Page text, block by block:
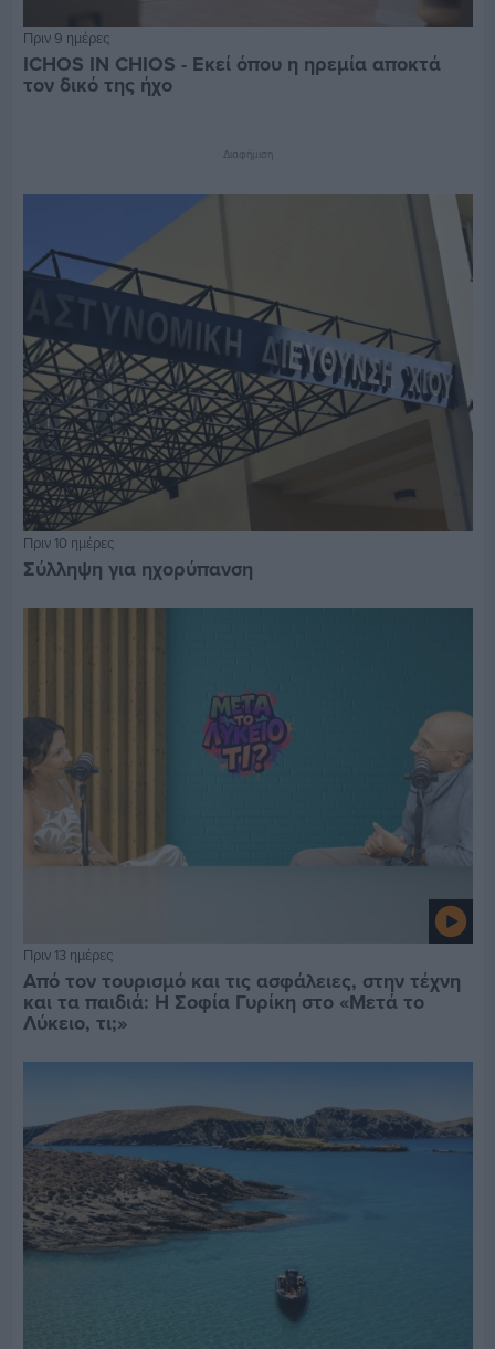
Πριν 9 ημέρες
ICHOS IN CHIOS - Εκεί όπου η ηρεμία αποκτά
τον δικό της ήχο
Διαφήμιση
Πριν 10 ημέρες
Σύλληψη για ηχορύπανση
Πριν 13 ημέρες
Από τον τουρισμό και τις ασφάλειες, στην τέχνη
και τα παιδιά: Η Σοφία Γυρίκη στο «Μετά το
Λύκειο, τι;»